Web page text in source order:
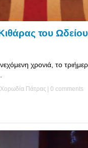
του
χρονιά, το
Πάτρας | 0 comments